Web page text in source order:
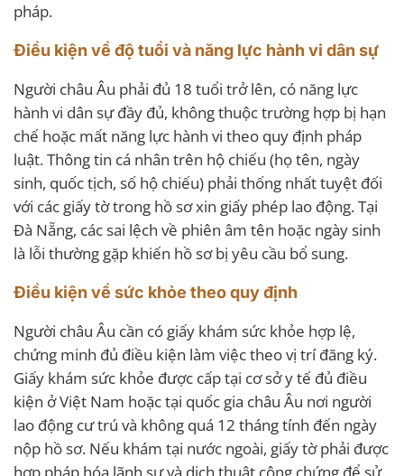
pháp.
Điều kiện về độ tuổi và năng lực hành vi dân sự
Người châu Âu phải đủ 18 tuổi trở lên, có năng lực
hành vi dân sự đầy đủ, không thuộc trường hợp bị hạn
chế hoặc mất năng lực hành vi theo quy định pháp
luật. Thông tin cá nhân trên hộ chiếu (họ tên, ngày
sinh, quốc tịch, số hộ chiếu) phải thống nhất tuyệt đối
với các giấy tờ trong hồ sơ xin giấy phép lao động. Tại
Đà Nẵng, các sai lệch về phiên âm tên hoặc ngày sinh
là lỗi thường gặp khiến hồ sơ bị yêu cầu bổ sung.
Điều kiện về sức khỏe theo quy định
Người châu Âu cần có giấy khám sức khỏe hợp lệ,
chứng minh đủ điều kiện làm việc theo vị trí đăng ký.
Giấy khám sức khỏe được cấp tại cơ sở y tế đủ điều
kiện ở Việt Nam hoặc tại quốc gia châu Âu nơi người
lao động cư trú và không quá 12 tháng tính đến ngày
nộp hồ sơ. Nếu khám tại nước ngoài, giấy tờ phải được